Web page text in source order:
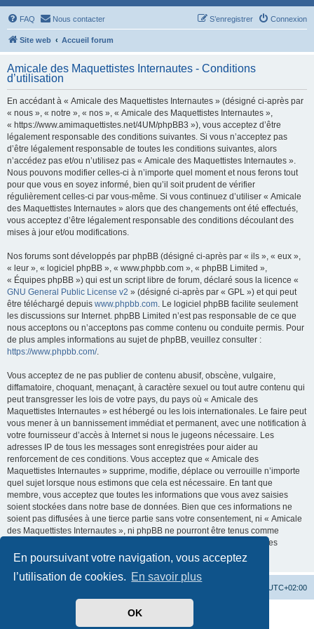
En poursuivant votre navigation, vous acceptez
l’utilisation de cookies. En savoir plus
OK
FAQ Nous contacter Connexion
S’enregistrer
Site web Accueil forum
Amicale des Maquettistes Internautes - Conditions
d’utilisation
En accédant à « Amicale des Maquettistes Internautes » (désigné ci-après par
« nous », « notre », « nos », « Amicale des Maquettistes Internautes »,
« https://www.amimaquettistes.net/4UM/phpBB3 »), vous acceptez d’être
légalement responsable des conditions suivantes. Si vous n’acceptez pas
d’être légalement responsable de toutes les conditions suivantes, alors
n’accédez pas et/ou n’utilisez pas « Amicale des Maquettistes Internautes ».
Nous pouvons modifier celles-ci à n’importe quel moment et nous ferons tout
pour que vous en soyez informé, bien qu’il soit prudent de vérifier
régulièrement celles-ci par vous-même. Si vous continuez d’utiliser « Amicale
des Maquettistes Internautes » alors que des changements ont été effectués,
vous acceptez d’être légalement responsable des conditions découlant des
mises à jour et/ou modifications.
Nos forums sont développés par phpBB (désigné ci-après par « ils », « eux »,
« leur », « logiciel phpBB », « www.phpbb.com », « phpBB Limited »,
« Équipes phpBB ») qui est un script libre de forum, déclaré sous la licence «
GNU General Public License v2 » (désigné ci-après par « GPL ») et qui peut
être téléchargé depuis www.phpbb.com. Le logiciel phpBB facilite seulement
les discussions sur Internet. phpBB Limited n’est pas responsable de ce que
nous acceptons ou n’acceptons pas comme contenu ou conduite permis. Pour
de plus amples informations au sujet de phpBB, veuillez consulter :
https://www.phpbb.com/.
Vous acceptez de ne pas publier de contenu abusif, obscène, vulgaire,
diffamatoire, choquant, menaçant, à caractère sexuel ou tout autre contenu qui
peut transgresser les lois de votre pays, du pays où « Amicale des
Maquettistes Internautes » est hébergé ou les lois internationales. Le faire peut
vous mener à un bannissement immédiat et permanent, avec une notification à
votre fournisseur d’accès à Internet si nous le jugeons nécessaire. Les
adresses IP de tous les messages sont enregistrées pour aider au
renforcement de ces conditions. Vous acceptez que « Amicale des
Maquettistes Internautes » supprime, modifie, déplace ou verrouille n’importe
quel sujet lorsque nous estimons que cela est nécessaire. En tant que
membre, vous acceptez que toutes les informations que vous avez saisies
soient stockées dans notre base de données. Bien que ces informations ne
soient pas diffusées à une tierce partie sans votre consentement, ni « Amicale
des Maquettistes Internautes », ni phpBB ne pourront être tenus comme
responsables en cas de tentative de piratage visant à compromettre les
données.
UTC+02:00
phpBB ® Forum Software © phpBB Limited
phpBB-fr.com